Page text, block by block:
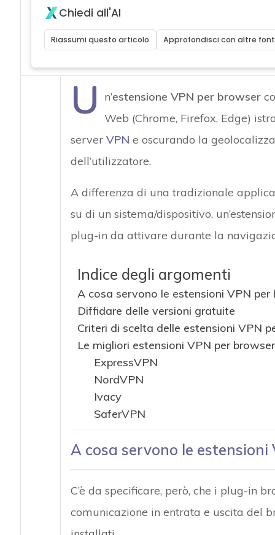
Chiedi all'AI
Riassumi questo articolo Approfondisci con altre
U n’estensione VPN per browser
Web (Chrome, Firefox, Edge)
server VPN e oscurando la
dell’utilizzatore.
A differenza di una tradizionale
su di un sistema/dispositivo,
plug-in da attivare durante la
Indice degli argomenti
A cosa servono le estensioni VPN per
Diffidare delle versioni gratuite
Criteri di scelta delle estensioni VPN
Le migliori estensioni VPN per browser
ExpressVPN
NordVPN
Ivacy
SaferVPN
A cosa servono le
C’è da specificare, però, che i plug-in
comunicazione in entrata e uscita del